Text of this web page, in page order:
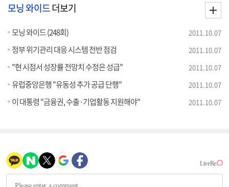
모닝 와이드더보기
모닝 와이드 (248회) 2011.10.07
정부 위기관리 대응 시스템 전반 점검 2011.10.07
"현 시점서 성장률 전망치 수정은 성급" 2011.10.07
유럽중앙은행 "유동성 추가 공급 단행" 2011.10.07
이 대통령 "금융권, 수출·기업활동 지원해야" 2011.10.07